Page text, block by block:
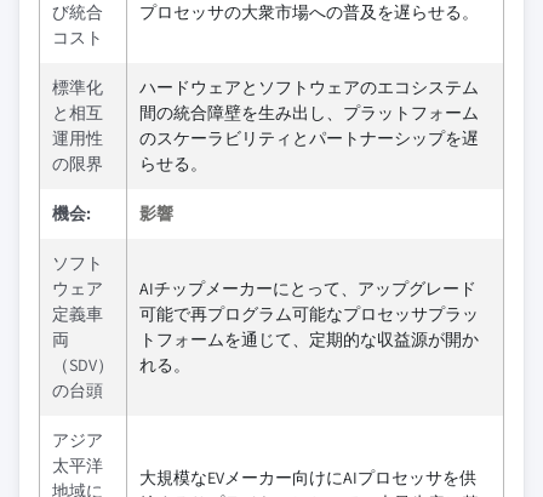
び統合
コスト
プロセッサの大衆市場への普及を遅らせる。
標準化
と相互
運用性
の限界
ハードウェアとソフトウェアのエコシステム
間の統合障壁を生み出し、プラットフォーム
のスケーラビリティとパートナーシップを遅
らせる。
機会: 影響
ソフト
ウェア
定義車
両
（SDV）
の台頭
AIチップメーカーにとって、アップグレード
可能で再プログラム可能なプロセッサプラッ
トフォームを通じて、定期的な収益源が開か
れる。
アジア
太平洋
地域に
大規模なEVメーカー向けにAIプロセッサを供